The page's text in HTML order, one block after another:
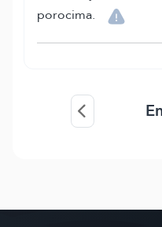
porocima.